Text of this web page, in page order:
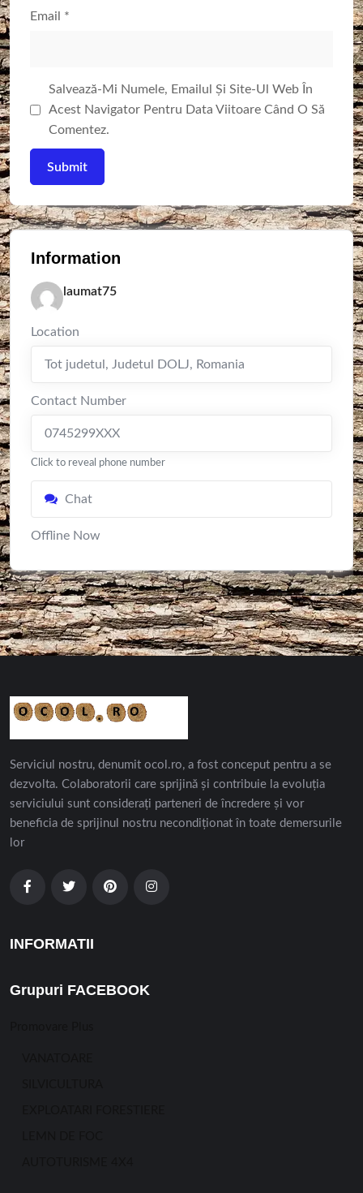
Email *
Salvează-Mi Numele, Emailul Și Site-Ul Web În
Acest Navigator Pentru Data Viitoare Când O Să
Comentez.
Information
laumat75
Location
Tot judetul , Judetul DOLJ, Romania
Contact Number
0745299XXX
Click to reveal phone number
Chat
Offline Now
Serviciul nostru, denumit ocol.ro, a fost conceput pentru a se
dezvolta. Colaboratorii care sprijină și contribuie la evoluția
serviciului sunt considerați parteneri de încredere și vor
beneficia de sprijinul nostru necondiționat în toate demersurile
lor
INFORMATII
Grupuri FACEBOOK